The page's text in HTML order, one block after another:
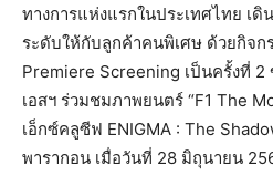
ทางการแห่งแรกในประเทศไทย เ
ระดับให้กับลูกค้าคนพิเศษ ด้วยกิจก
Premiere Screening เป็นครั้งที่ 2
เอสฯ ร่วมชมภาพยนตร์ “F1 The
เอ็กซ์คลูซีฟ ENIGMA : The
พารากอน เมื่อวันที่ 28 มิถุนายน